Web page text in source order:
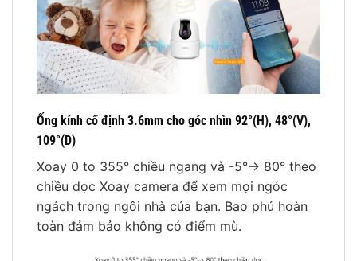
Ống kính cố định 3.6mm cho góc nhìn 92°(H), 48°(V),
109°(D)
Xoay 0 to 355° chiều ngang và -5°-> 80° theo
chiều dọc Xoay camera để xem mọi ngóc
ngách trong ngôi nhà của bạn. Bao phủ hoàn
toàn đảm bảo không có điểm mù.